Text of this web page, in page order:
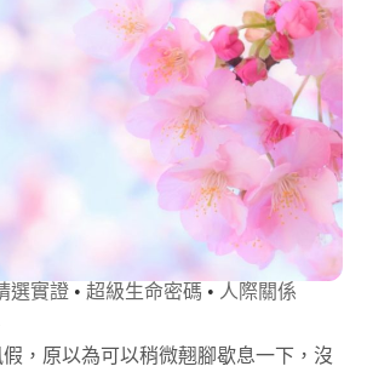
選實證 • 超級生命密碼 • 人際關係
，原以為可以稍微翹腳歇息一下，沒